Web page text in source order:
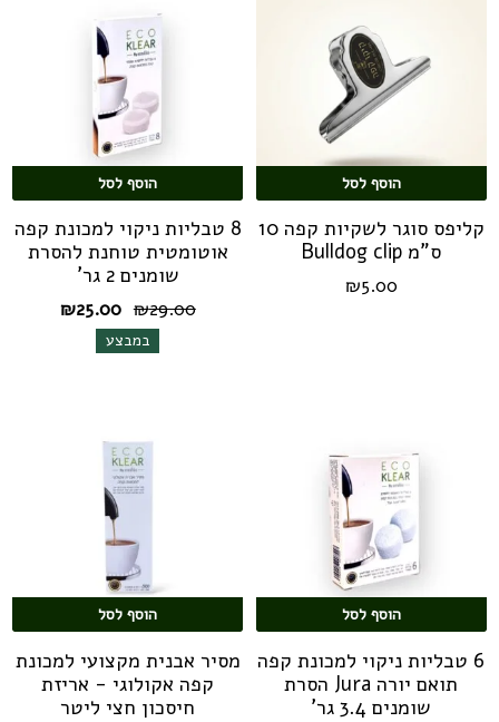
הוסף לסל
קליפס סוגר לשקיות קפה 10
ס"מ Bulldog clip
₪5.00
הוסף לסל
8 טבליות ניקוי למכונת קפה
אוטומטית טוחנת להסרת
שומנים 2 גר'
₪29.00
המחיר
המקורי
היה:
₪25.00
במבצע
הוסף לסל
6 טבליות ניקוי למכונת קפה
תואם יורה Jura הסרת
שומנים 3.4 גר'
הוסף לסל
מסיר אבנית מקצועי למכונת
קפה אקולוגי - אריזת
חיסכון חצי ליטר